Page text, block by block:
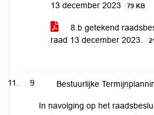
13 december 2023
79 KB
8.b getekend
raad 13 december 2023.
9 Bestuurlijke
In navolging op het